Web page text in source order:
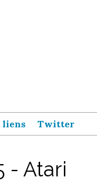
liens Twitter
- Atari